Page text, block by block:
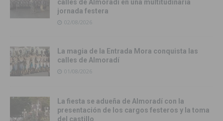
calles de Almoradí en una multitudinaria
jornada festera
02/08/2026
La magia de la Entrada Mora conquista las
calles de Almoradí
01/08/2026
La fiesta se adueña de Almoradí con la
presentación de los cargos festeros y la toma
del castillo